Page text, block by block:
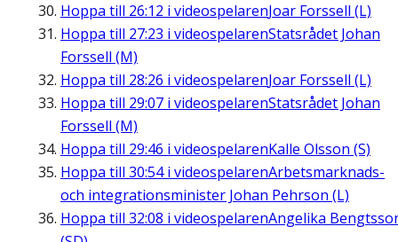
Hoppa till 26:12 i videospelarenJoar Forssell (L)
Hoppa till 27:23 i videospelarenStatsrådet Johan
Forssell (M)
Hoppa till 28:26 i videospelarenJoar Forssell (L)
Hoppa till 29:07 i videospelarenStatsrådet Johan
Forssell (M)
Hoppa till 29:46 i videospelarenKalle Olsson (S)
Hoppa till 30:54i videospelarenArbetsmarknads-
och integrationsminister Johan Pehrson (L)
Hoppa till 32:08 i videospelarenAngelika